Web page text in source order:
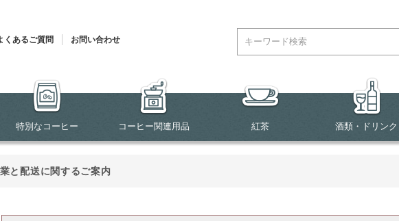
くあるご質問
お問い合わせ
特別なコーヒー コーヒー関連用品 紅茶 酒類・ドリンク
と配送に関するご案内